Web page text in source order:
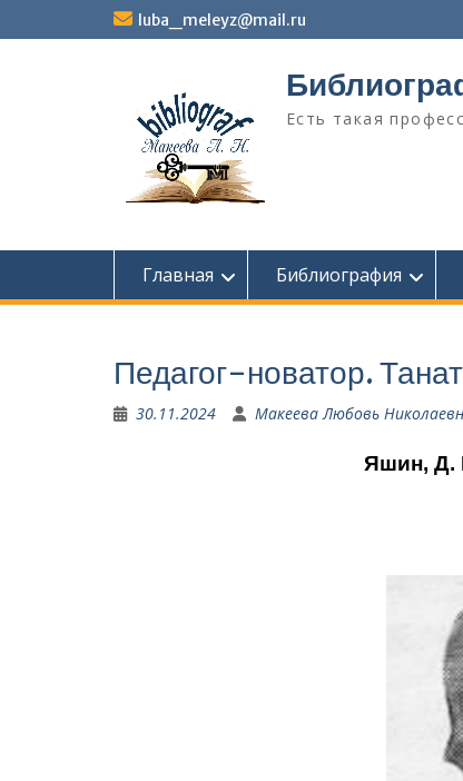
к
luba_meleyz@mail.ru
Есть такая
Главная Библиография
Педагог-новатор.
30.11.2024 Макеева Любовь
Яшин, Д.